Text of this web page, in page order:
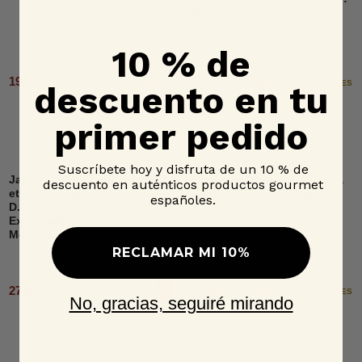
19,95 € - 107,70 € 515,00 € - 650,00 € 6 OPCIONES
Jamón 100% raza ibérica,
etiqueta negra, loncheado,
D.O.P. Dehesa de
Extremadura, Señorío de
Montanera
27,95 €
Aceite de Oliva Virgen Extra
Lagar del Soto ecológico
Lata, Jacoliva
2 OPCIONES
10 % de
descuento en tu
primer pedido
Suscríbete hoy y disfruta de un 10 % de
descuento en auténticos productos gourmet
españoles.
RECLAMAR MI 10%
No, gracias, seguiré mirando